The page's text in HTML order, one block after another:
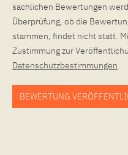
sachlichen Bewertungen
Überprüfung, ob die
stammen, findet nicht statt.
Zustimmung zur
Datenschutzbestimmungen.
BEWERTUNG